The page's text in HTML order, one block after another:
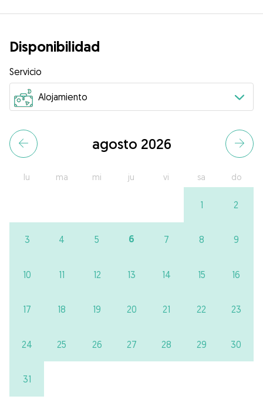
Disponibilidad
Servicio
agosto 2026
lu ma mi ju vi sa do
1 2
3 4 5 6 7 8 9
10 11 12 13 14 15 16
17 18 19 20 21 22 23
24 25 26 27 28 29 30
31